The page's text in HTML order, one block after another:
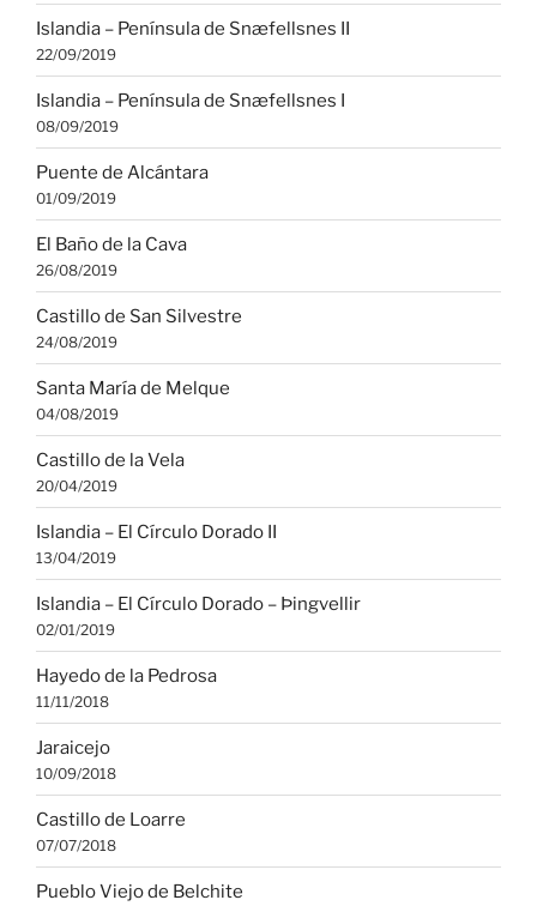
Islandia – Península de Snæfellsnes II
22/09/2019
Islandia – Península de Snæfellsnes I
08/09/2019
Puente de Alcántara
01/09/2019
El Baño de la Cava
26/08/2019
Castillo de San Silvestre
24/08/2019
Santa María de Melque
04/08/2019
Castillo de la Vela
20/04/2019
Islandia – El Círculo Dorado II
13/04/2019
Islandia – El Círculo Dorado – Þingvellir
02/01/2019
Hayedo de la Pedrosa
11/11/2018
Jaraicejo
10/09/2018
Castillo de Loarre
07/07/2018
Pueblo Viejo de Belchite